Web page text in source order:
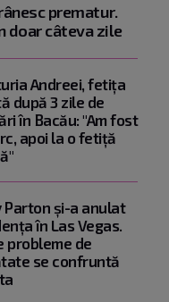
prematur.
doar câteva zile
Andreei, fetiţa
după 3 zile de
în Bacău: "Am fost
apoi la o fetiţă
Parton și-a anulat
în Las Vegas.
probleme de
se confruntă